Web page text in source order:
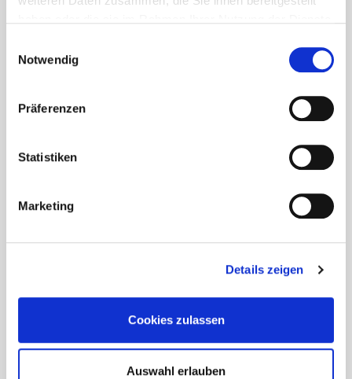
Notwendig
Präferenzen
Statistiken
Marketing
Details zeigen
Cookies zulassen
Auswahl erlauben